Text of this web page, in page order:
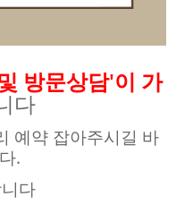
방문상담'이 가
다
예약 잡아주시길 바
.
다